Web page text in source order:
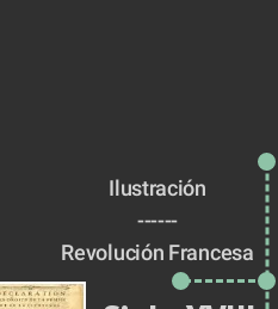
Ilustración
------
Revolución Francesa